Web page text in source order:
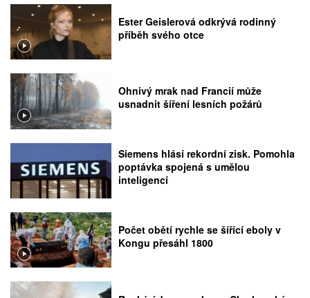
Ester Geislerová odkrývá rodinný
příběh svého otce
Ohnivý mrak nad Francií může
usnadnit šíření lesních požárů
Siemens hlásí rekordní zisk. Pomohla
poptávka spojená s umělou
inteligencí
Počet obětí rychle se šířící eboly v
Kongu přesáhl 1800